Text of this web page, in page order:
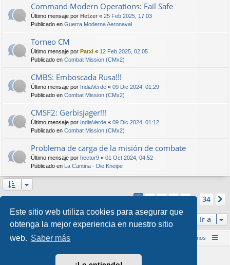
Este sitio web utiliza cookies para asegurar que
obtenga la mejor experiencia en nuestro sitio
web. Saber más
Command Modern Operations: Fail Safe
Último mensaje por Hetzer « 25 Feb 2025, 17:03
Publicado en Guerra Moderna Aeronaval
Torneo CM
Último mensaje por Patxi « 12 Feb 2025, 02:05
Publicado en Combat Mission (CMx2)
CMBS: Emboscada Rusa!!!
Último mensaje por IndiaVerde « 09 Dic 2024, 01:29
Publicado en Combat Mission (CMx2)
CMSF2: Gerbisjager!!!
Último mensaje por IndiaVerde « 09 Dic 2024, 01:12
Publicado en Combat Mission (CMx2)
Problema de carga de la misión de combate
Último mensaje por hector9 « 01 Oct 2024, 04:52
Publicado en La Cantina - Die Kneipe
Página1de34
1 2 3 4 5 … 34
Ir a
Inicio (Web) Foro Punta de Lanza Wargames Contáctenos
Desarrollado porphpBB® Forum Software © phpBB Limited